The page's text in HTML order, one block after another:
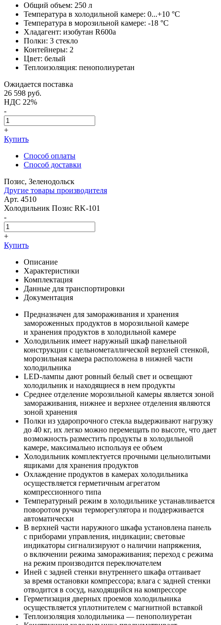
Общий объем: 250 л
Температура в холодильной камере: 0...+10 °С
Температура в морозильной камере: -18 °С
Хладагент: изобутан R600a
Полки: 3 стекло
Контейнеры: 2
Цвет: белый
Теплоизоляция: пенополиуретан
Ожидается поставка
26 598 руб.
НДС 22%
-
+
Купить
Способ оплаты
Способ доставки
Позис, Зеленодольск
Другие товары производителя
Арт. 4510
Холодильник Позис RK-101
-
+
Купить
Описание
Характеристики
Комплектация
Данные для транспортировки
Документация
Предназначен для замораживания и хранения
замороженных продуктов в морозильной камере
и хранения продуктов в холодильной камере
Холодильник имеет наружный шкаф панельной
конструкции с цельнометаллической верхней стенкой,
морозильная камера расположена в нижней части
холодильника
LED-лампы дают ровный белый свет и освещают
холодильник и находящиеся в нем продукты
Среднее отделение морозильной камеры является зоной
замораживания, нижнее и верхнее отделения являются
зоной хранения
Полки из ударопрочного стекла выдерживают нагрузку
до 40 кг, их легко можно перемещать по высоте, что дает
возможность разместить продукты в холодильной
камере, максимально используя ее объем
Холодильник комплектуется прочными цельнолитыми
ящиками для хранения продуктов
Охлаждение продуктов в камерах холодильника
осуществляется герметичным агрегатом
компрессионного типа
Температурный режим в холодильнике устанавливается
поворотом ручки терморегулятора и поддерживается
автоматически
В верхней части наружного шкафа установлена панель
с приборами управления, индикации; световые
индикаторы сигнализируют о наличии напряжения,
о включении режима замораживания; переход с режима
на режим производится переключателем
Иней с задней стенки внутреннего шкафа оттаивает
за время остановки компрессора; влага с задней стенки
отводится в сосуд, находящийся на компрессоре
Герметизация дверных проемов холодильника
осуществляется уплотнителем с магнитной вставкой
Теплоизоляция холодильника — пенополиуретан